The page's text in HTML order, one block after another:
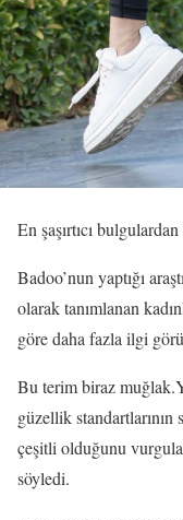
En şaşırtıcı
Badoo’nun yaptığı
olarak tanımlanan
göre daha fazla ilgi
Bu terim biraz
güzellik
çeşitli olduğunu
söyledi.